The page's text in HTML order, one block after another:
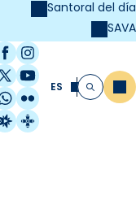
Santoral del día
SAVA
Instagram
/ Twitter
YouTube
Flickr
Estel
Catalunya
ES Buscar